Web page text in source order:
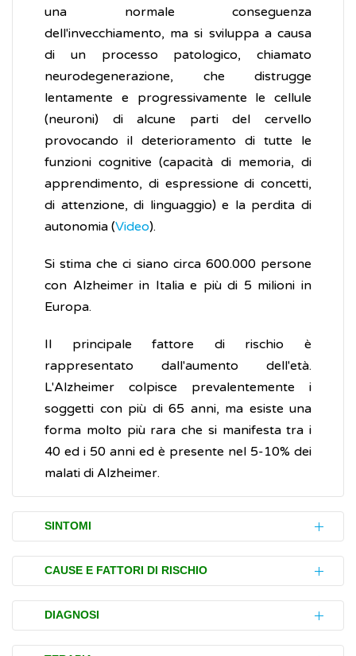
una normale conseguenza
dell'invecchiamento, ma si sviluppa a causa
di un processo patologico, chiamato
neurodegenerazione, che distrugge
lentamente e progressivamente le cellule
(neuroni) di alcune parti del cervello
provocando il deterioramento di tutte le
funzioni cognitive (capacità di memoria, di
apprendimento, di espressione di concetti,
di attenzione, di linguaggio) e la perdita di
autonomia (Video).
Si stima che ci siano circa 600.000 persone
con Alzheimer in Italia e più di 5 milioni in
Europa.
Il principale fattore di rischio è
rappresentato dall'aumento dell'età.
L'Alzheimer colpisce prevalentemente i
soggetti con più di 65 anni, ma esiste una
forma molto più rara che si manifesta tra i
40 ed i 50 anni ed è presente nel 5-10% dei
malati di Alzheimer.
SINTOMI
La progressione dei disturbi (sintomi) causati
dall'Alzheimer varia da individuo a individuo e
non è ancora possibile prevedere
esattamente la velocità di progressione e le
CAUSE E FATTORI DI RISCHIO
Attualmente, la causa dell'Alzheimer non è
conosciuta, ma negli anni sono stati
DIAGNOSI